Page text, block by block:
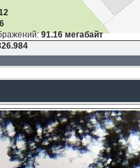
91.16 мегабайт